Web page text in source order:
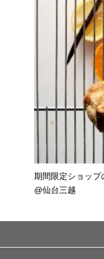
期間限定ショッ
@仙台三越